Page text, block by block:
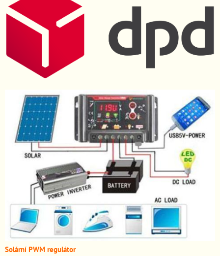
Solární PWM regulátor